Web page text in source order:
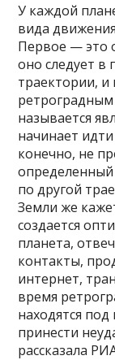
У каждой
вида
Первое — это
оно следует
траектории, и
называется
начинает
конечно, не
по другой
Земли же
создается
планета,
контакты,
интернет,
время
находятся
принести
рассказала